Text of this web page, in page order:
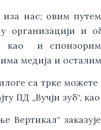
иза нас; овим
организацији и
као и
медија и
са трке
ПД „Вучји зуб“,
Вертикал“